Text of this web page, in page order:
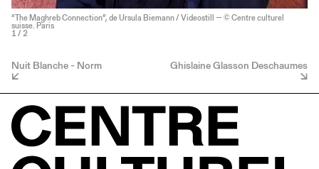
“The Maghreb Connection”, de Ursula Biemann / Videostill — © Centre culturel
suisse. Paris
1 / 2
Nuit Blanche - Norm Ghislaine Glasson Deschaumes